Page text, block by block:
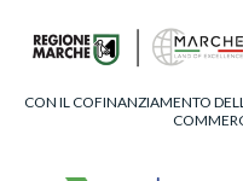
CON IL COFINANZIAMENTO